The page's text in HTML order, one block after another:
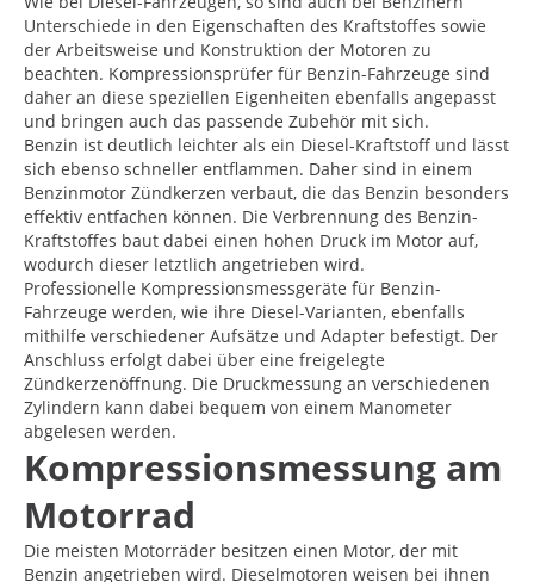
Unterschiede in den Eigenschaften des Kraftstoffes sowie
der Arbeitsweise und Konstruktion der Motoren zu
beachten. Kompressionsprüfer für Benzin-Fahrzeuge sind
daher an diese speziellen Eigenheiten ebenfalls angepasst
und bringen auch das passende Zubehör mit sich.
Benzin ist deutlich leichter als ein Diesel-Kraftstoff und lässt
sich ebenso schneller entflammen. Daher sind in einem
Benzinmotor Zündkerzen verbaut, die das Benzin besonders
effektiv entfachen können. Die Verbrennung des Benzin-
Kraftstoffes baut dabei einen hohen Druck im Motor auf,
wodurch dieser letztlich angetrieben wird.
Professionelle Kompressionsmessgeräte für Benzin-
Fahrzeuge werden, wie ihre Diesel-Varianten, ebenfalls
mithilfe verschiedener Aufsätze und Adapter befestigt. Der
Anschluss erfolgt dabei über eine freigelegte
Zündkerzenöffnung. Die Druckmessung an verschiedenen
Zylindern kann dabei bequem von einem Manometer
abgelesen werden.
Kompressionsmessung am
Motorrad
Die meisten Motorräder besitzen einen Motor, der mit
Benzin angetrieben wird. Dieselmotoren weisen bei ihnen